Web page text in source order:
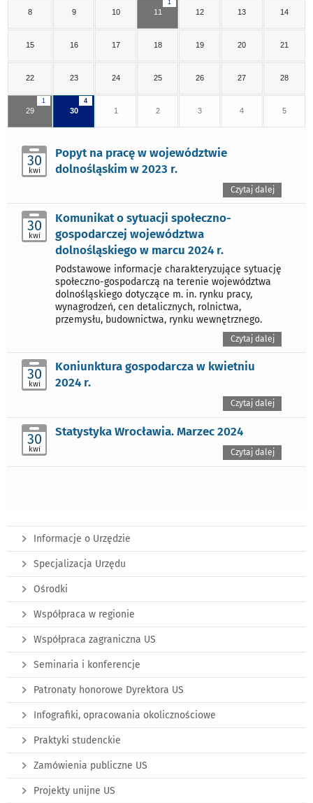
8 9 10
1
11 12 13 14
15 16 17 18 19 20 21
22 23 24 25 26 27 28
1
29
4
30 1 2 3 4 5
30
kwi
Popyt na pracę w województwie
dolnośląskim w 2023 r.
Czytaj dalej
30
kwi
Komunikat o sytuacji społeczno-
gospodarczej województwa
dolnośląskiego w marcu 2024 r.
Podstawowe informacje charakteryzujące sytuację
społeczno-gospodarczą na terenie województwa
dolnośląskiego dotyczące m. in. rynku pracy,
wynagrodzeń, cen detalicznych, rolnictwa,
przemysłu, budownictwa, rynku wewnętrznego.
Czytaj dalej
30
kwi
Koniunktura gospodarcza w kwietniu
2024 r.
Czytaj dalej
30
kwi
Statystyka Wrocławia. Marzec 2024
Czytaj dalej
Informacje o Urzędzie
Specjalizacja Urzędu
Ośrodki
Współpraca w regionie
Współpraca zagraniczna US
Seminaria i konferencje
Patronaty honorowe Dyrektora US
Infografiki, opracowania okolicznościowe
Praktyki studenckie
Zamówienia publiczne US
Projekty unijne US